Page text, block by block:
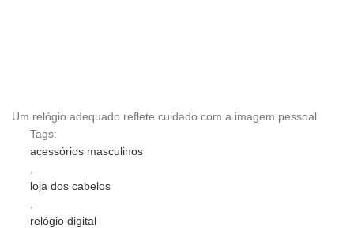
Um relógio adequado reflete cuidado com a imagem pessoal
Tags:
acessórios masculinos
loja dos cabelos
relógio digital